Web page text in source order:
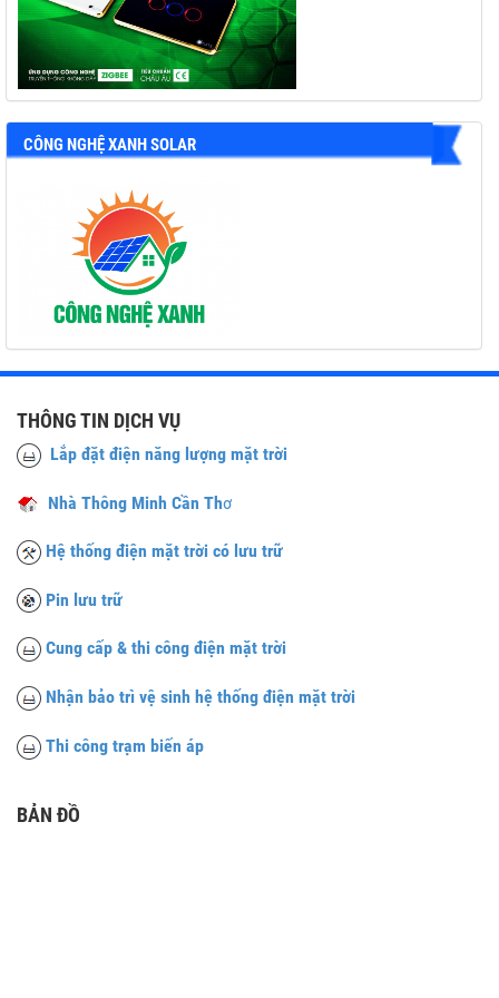
CÔNG NGHỆ XANH SOLAR
THÔNG TIN DỊCH VỤ
Lắp đặt điện năng lượng mặt trời
Nhà Thông Minh Cần Thơ
Hệ thống điện mặt trời có lưu trữ
Pin lưu trữ
Cung cấp & thi công điện mặt trời
Nhận bảo trì vệ sinh hệ thống điện mặt trời
Thi công trạm biến áp
BẢN ĐỒ